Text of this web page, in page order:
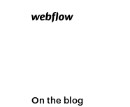
On the blog